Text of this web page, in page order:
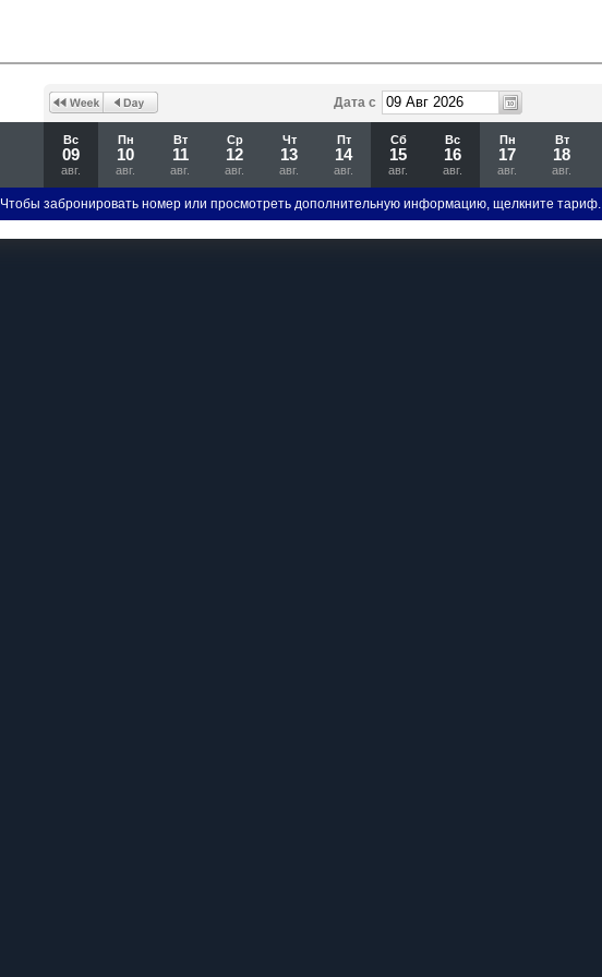
Дата с
Вс
09
авг.
Пн
10
авг.
Вт
11
авг.
Ср
12
авг.
Чт
13
авг.
Пт
14
авг.
Сб
15
авг.
Вс
16
авг.
Пн
17
авг.
Вт
18
авг.
Чтобы забронировать номер или просмотреть дополнительную информацию, щелкните тариф.